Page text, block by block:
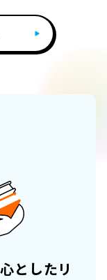
としたリ